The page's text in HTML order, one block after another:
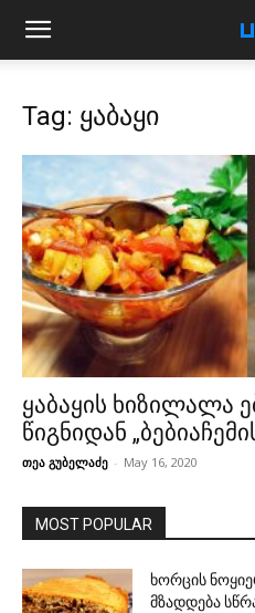
Tag: ყაბაყი
ყაბაყის ხიზილალა
წიგნიდან
თეა გუბელაძე - May 16, 2020
MOST POPULAR
ხორცის
მზადდება